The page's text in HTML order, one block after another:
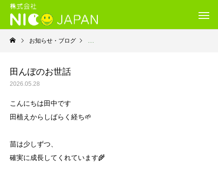
お知らせ・ブログ 就労継続支援Ｂ型・ニコプレイス
田んぼのお世話
2026.05.28
こんにちは田中です
田植えからしばらく経ち🌱
苗は少しずつ、
確実に成長してくれています🌾